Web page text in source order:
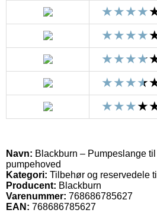
Navn: Blackburn – Pumpeslange
pumpehoved
Kategori: Tilbehør og reservedele
Producent: Blackburn
Varenummer: 768686785627
EAN: 768686785627